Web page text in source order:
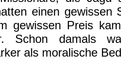
einen gewissen
gewissen Preis
Schon damals
als moralische